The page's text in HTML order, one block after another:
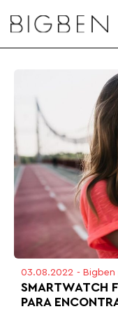
03.08.2022 - Bigben
SMARTWATCH
PARA